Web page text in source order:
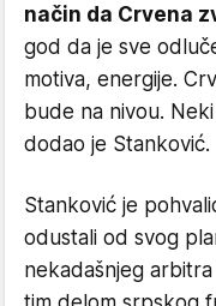
način da Crvena
god da je sve
motiva, energije.
bude na nivou.
dodao je Stanković.
Stanković je
odustali od svog
nekadašnjeg